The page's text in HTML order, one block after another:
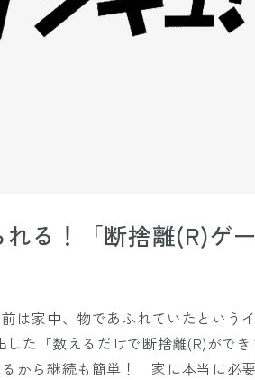
る！「断捨離(R)ゲー
は家中、物であふれていたという
た「数えるだけで断捨離(R)がで
から継続も簡単！ 家に本当に必